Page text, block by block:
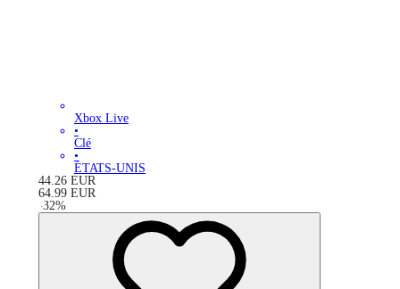
Xbox Live
•
Clé
•
ÉTATS-UNIS
44.26 EUR
64.99 EUR
-32%